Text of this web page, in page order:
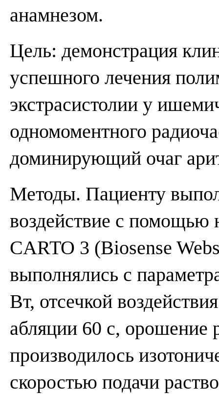
анамнезом.
Цель: демонстрация
успешного лечения
экстрасистолии у
одномоментного
доминирующий очаг
Методы. Пациенту
воздействие с помощью
CARTO 3 (Biosense
выполнялись с
Вт, отсечкой
абляции 60 с, орошение
производилось
скоростью подачи